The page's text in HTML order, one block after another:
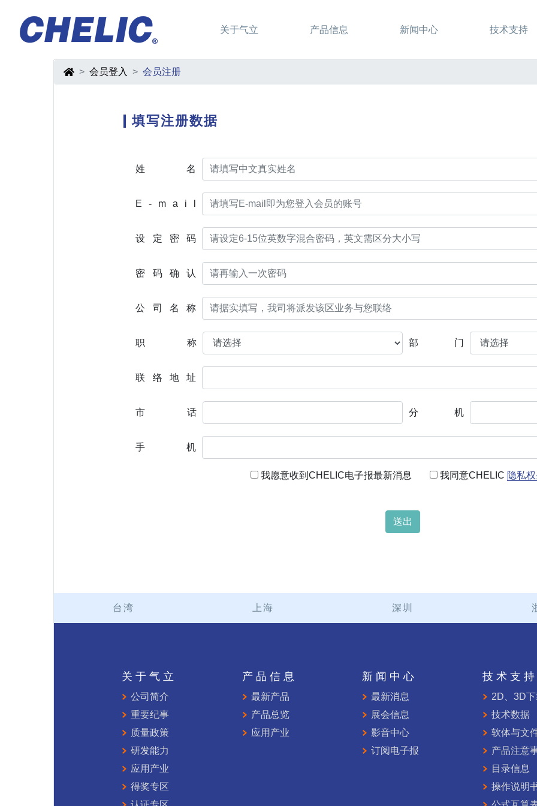
关于气立 产品信息 新闻中心 技术支持
会员登入 会员注册
填写注册数据
姓名
E - m a i l
设定密码
密码确认
公司名称
职称 部门
联络地址
市话 分机
手机
我愿意收到CHELIC电子报最新消息 我同意CHELIC 隐私
台湾 上海 深圳
关于气立
公司简介
重要纪事
质量政策
研发能力
应用产业
得奖专区
产品信息
最新产品
产品总览
应用产业
新闻中心
最新消息
展会信息
影音中心
订阅电子报
技术支
2D、3D
技术数据
软体与文
产品注意
目录信息
操作说明